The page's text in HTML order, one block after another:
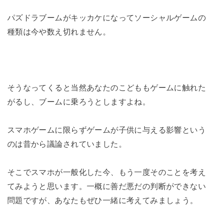
パズドラブームがキッカケになってソーシャルゲームの
種類は今や数え切れません。
そうなってくると当然あなたのこどももゲームに触れた
がるし、ブームに乗ろうとしますよね。
スマホゲームに限らずゲームが子供に与える影響という
のは昔から議論されていました。
そこでスマホが一般化した今、もう一度そのことを考え
てみようと思います。一概に善だ悪だの判断ができない
問題ですが、あなたもぜひ一緒に考えてみましょう。